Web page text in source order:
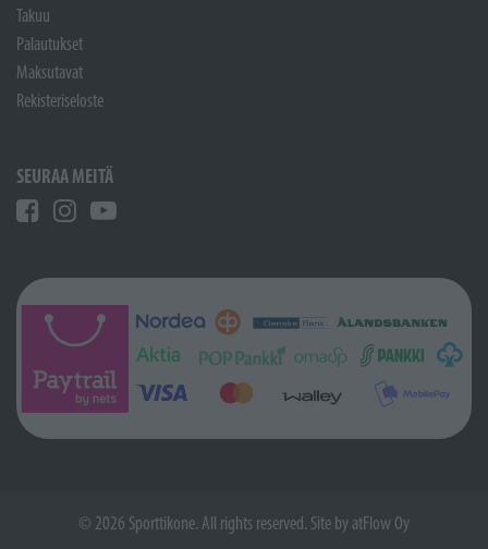
Takuu
Palautukset
Maksutavat
Rekisteriseloste
SEURAA MEITÄ
© 2026 Sporttikone. All rights reserved. Site by atFlow Oy